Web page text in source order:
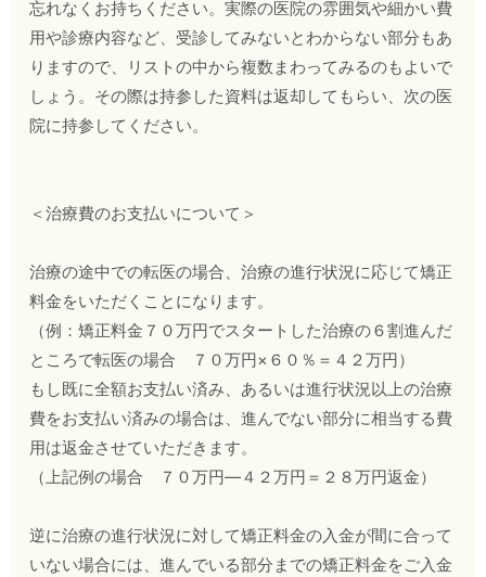
忘れなくお持ちください。実際の医院の雰囲気や細かい費
用や診療内容など、受診してみないとわからない部分もあ
りますので、リストの中から複数まわってみるのもよいで
しょう。その際は持参した資料は返却してもらい、次の医
院に持参してください。
＜治療費のお支払いについて＞
治療の途中での転医の場合、治療の進行状況に応じて矯正
料金をいただくことになります。
（例：矯正料金７０万円でスタートした治療の６割進んだ
ところで転医の場合 ７０万円×６０％＝４２万円）
もし既に全額お支払い済み、あるいは進行状況以上の治療
費をお支払い済みの場合は、進んでない部分に相当する費
用は返金させていただきます。
（上記例の場合 ７０万円―４２万円＝２８万円返金）
逆に治療の進行状況に対して矯正料金の入金が間に合って
いない場合には、進んでいる部分までの矯正料金をご入金